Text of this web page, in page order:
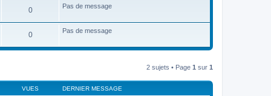
0 Pas de message
0 Pas de message
2 sujets • Page 1 sur 1
VUES DERNIER MESSAGE